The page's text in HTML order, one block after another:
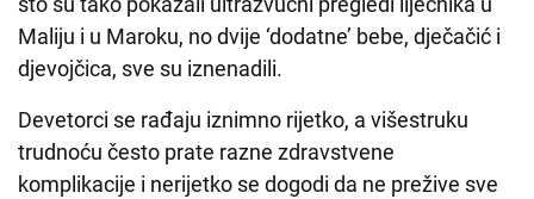
Maliju i u Maroku, no dvije ‘dodatne’ bebe, dječačić i
djevojčica, sve su iznenadili.
Devetorci se rađaju iznimno rijetko, a višestruku
trudnoću često prate razne zdravstvene
komplikacije i nerijetko se dogodi da ne prežive sve